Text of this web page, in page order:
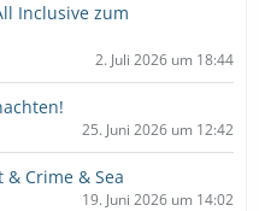
Inclusive zum
2. Juli 2026 um 18:44
25. Juni 2026 um 12:42
& Crime & Sea
19. Juni 2026 um 14:02